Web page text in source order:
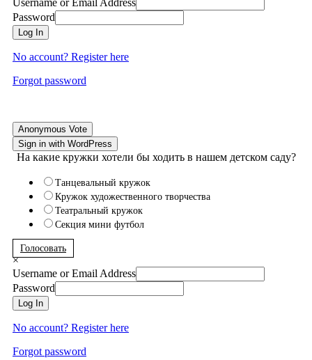
Password
Log In
No account? Register here
Forgot password
Anonymous Vote
Sign in with WordPress
На какие кружки хотели бы ходить в нашем детском саду?
Танцевальный кружок
Кружок художественного творчества
Театральный кружок
Секция мини футбол
Голосовать
×
Username or Email Address
Password
Log In
No account? Register here
Forgot password